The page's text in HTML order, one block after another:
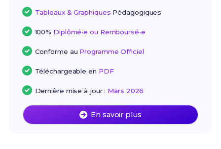
Tableaux & Graphiques Pédagogiques
100% Diplômé•e ou Remboursé•e
Conforme au Programme Officiel
Téléchargeable en PDF
Dernière mise à jour : Mars 2026
En savoir plus